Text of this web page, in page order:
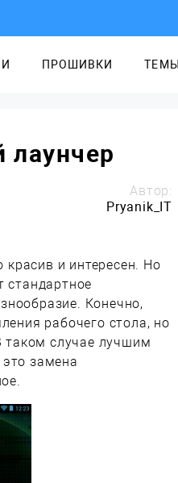
ПРОШИВКИ ТЕМЫ
лаунчер
Автор:
Pryanik_IT
красив и интересен. Но
стандартное
Конечно,
рабочего стола, но
таком случае лучшим
замена